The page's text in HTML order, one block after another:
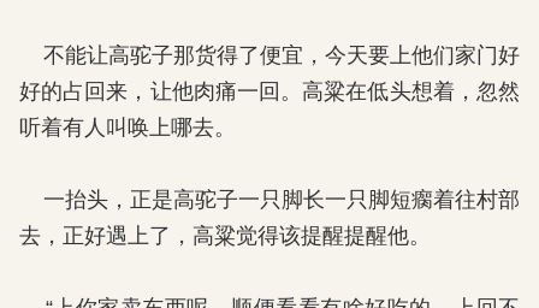
不能让高驼子那货得了便宜，今天要上他们家门好
好的占回来，让他肉痛一回。高粱在低头想着，忽然
听着有人叫唤上哪去。
一抬头，正是高驼子一只脚长一只脚短瘸着往村部
去，正好遇上了，高粱觉得该提醒提醒他。